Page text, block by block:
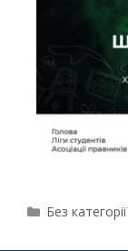
Без категорії